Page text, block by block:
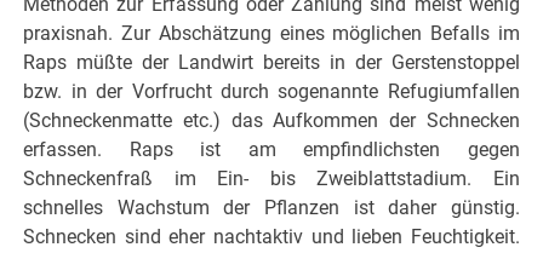
Methoden zur Erfassung oder Zählung sind meist wenig
praxisnah. Zur Abschätzung eines möglichen Befalls im
Raps müßte der Landwirt bereits in der Gerstenstoppel
bzw. in der Vorfrucht durch sogenannte Refugiumfallen
(Schneckenmatte etc.) das Aufkommen der Schnecken
erfassen. Raps ist am empfindlichsten gegen
Schneckenfraß im Ein- bis Zweiblattstadium. Ein
schnelles Wachstum der Pflanzen ist daher günstig.
Schnecken sind eher nachtaktiv und lieben Feuchtigkeit.